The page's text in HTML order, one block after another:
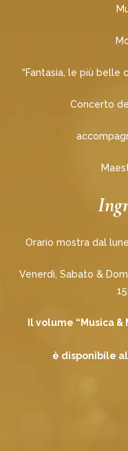
“Fantasia, le più belle
Concerto
Orario mostra dal
Venerdì, Sabato &
Il volume “Musica
è disponibile